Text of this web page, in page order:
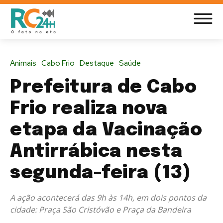
Animais Cabo Frio Destaque Saúde
Prefeitura de Cabo
Frio realiza nova
etapa da Vacinação
Antirrábica nesta
segunda-feira (13)
A ação acontecerá das 9h às 14h, em dois pontos da
cidade: Praça São Cristóvão e Praça da Bandeira